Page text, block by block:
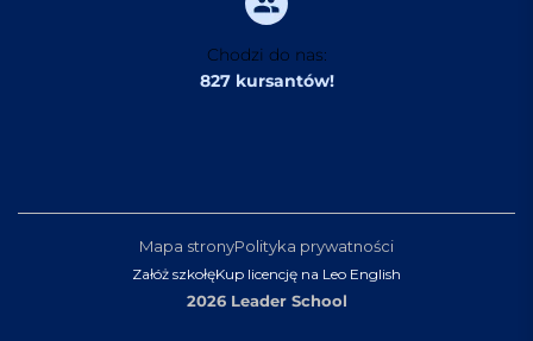
Chodzi do nas:
827 kursantów!
2026 Leader School
Załóż szkołęKup licencję na Leo English
Mapa stronyPolityka prywatności